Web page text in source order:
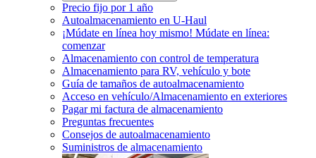
Precio fijo por 1 año
Autoalmacenamiento en U-Haul
¡Múdate en línea hoy mismo! Múdate en línea:
comenzar
Almacenamiento con control de temperatura
Almacenamiento para RV, vehículo y bote
Guía de tamaños de autoalmacenamiento
Acceso en vehículo/Almacenamiento en exteriores
Pagar mi factura de almacenamiento
Preguntas frecuentes
Consejos de autoalmacenamiento
Suministros de almacenamiento